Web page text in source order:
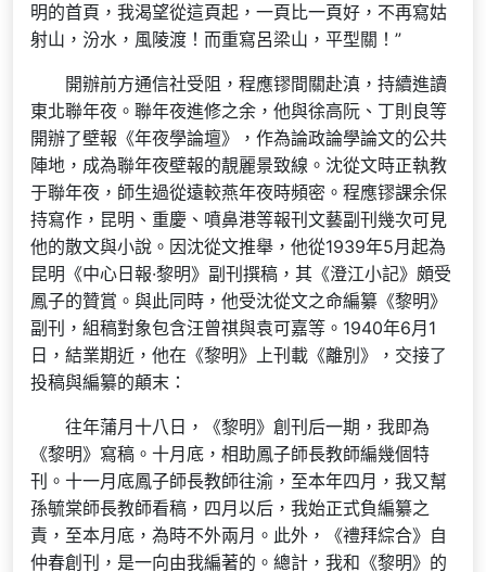
明的首頁，我渴望從這頁起，一頁比一頁好，不再寫姑
射山，汾水，風陵渡！而重寫呂梁山，平型關！”
開辦前方通信社受阻，程應镠間關赴滇，持續進讀
東北聯年夜。聯年夜進修之余，他與徐高阮、丁則良等
開辦了壁報《年夜學論壇》，作為論政論學論文的公共
陣地，成為聯年夜壁報的靚麗景致線。沈從文時正執教
于聯年夜，師生過從遠較燕年夜時頻密。程應镠課余保
持寫作，昆明、重慶、噴鼻港等報刊文藝副刊幾次可見
他的散文與小說。因沈從文推舉，他從1939年5月起為
昆明《中心日報·黎明》副刊撰稿，其《澄江小記》頗受
鳳子的贊賞。與此同時，他受沈從文之命編纂《黎明》
副刊，組稿對象包含汪曾祺與袁可嘉等。1940年6月1
日，結業期近，他在《黎明》上刊載《離別》，交接了
投稿與編纂的顛末：
往年蒲月十八日，《黎明》創刊后一期，我即為
《黎明》寫稿。十月底，相助鳳子師長教師編幾個特
刊。十一月底鳳子師長教師往渝，至本年四月，我又幫
孫毓棠師長教師看稿，四月以后，我始正式負編纂之
責，至本月底，為時不外兩月。此外，《禮拜綜合》自
仲春創刊，是一向由我編著的。總計，我和《黎明》的